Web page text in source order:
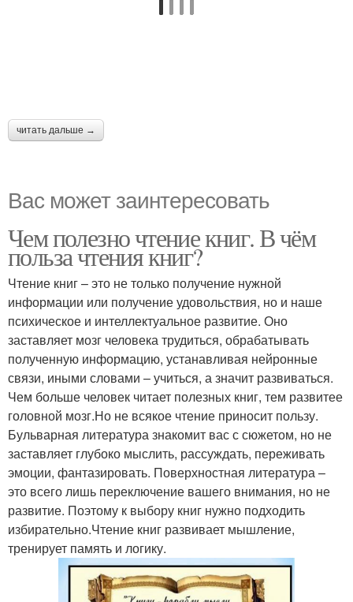
читать дальше →
Вас может заинтересовать
Чем полезно чтение книг. В чём
польза чтения книг?
Чтение книг – это не только получение нужной
информации или получение удовольствия, но и наше
психическое и интеллектуальное развитие. Оно
заставляет мозг человека трудиться, обрабатывать
полученную информацию, устанавливая нейронные
связи, иными словами – учиться, а значит развиваться.
Чем больше человек читает полезных книг, тем развитее
головной мозг.Но не всякое чтение приносит пользу.
Бульварная литература знакомит вас с сюжетом, но не
заставляет глубоко мыслить, рассуждать, переживать
эмоции, фантазировать. Поверхностная литература –
это всего лишь переключение вашего внимания, но не
развитие. Поэтому к выбору книг нужно подходить
избирательно.Чтение книг развивает мышление,
тренирует память и логику.